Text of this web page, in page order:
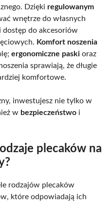
Dzięki regulowanym
wnętrze do własnych
dostęp do akcesoriów
Komfort noszenia
ergonomiczne paski oraz
sprawiają, że długie
komfortowe.
inwestujesz nie tylko w
w bezpieczeństwo i
plecaków na
rodzajów plecaków
które odpowiadają ich